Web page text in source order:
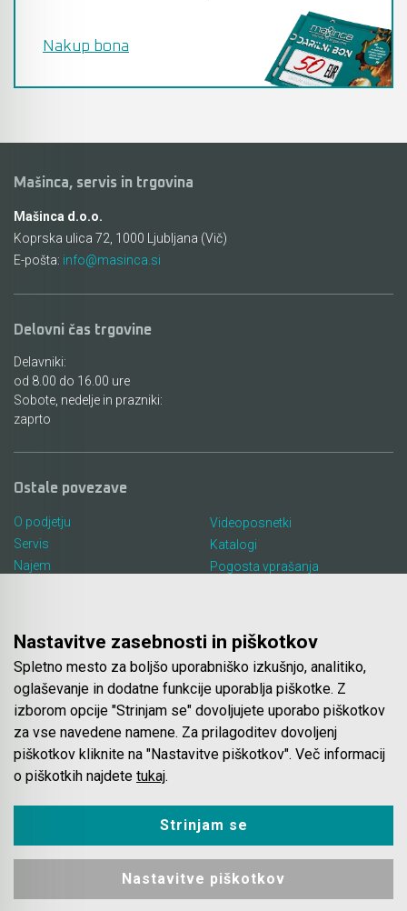
Nakup bona
Mašinca, servis in trgovina
Mašinca d.o.o.
Koprska ulica 72, 1000 Ljubljana (Vič)
E-pošta: info@masinca.si
Delovni čas trgovine
Delavniki:
od 8.00 do 16.00 ure
Sobote, nedelje in prazniki:
zaprto
Ostale povezave
O podjetju
Servis
Najem
Videoposnetki
Katalogi
Pogosta vprašanja
Spletna trgovina
Pogoji poslovanja
Plačila
Odstop od nakupa
Dostava
Nastavitve zasebnosti in piškotkov
Spletno mesto za boljšo uporabniško izkušnjo, analitiko,
oglaševanje in dodatne funkcije uporablja piškotke. Z
izborom opcije "Strinjam se" dovoljujete uporabo piškotkov
za vse navedene namene. Za prilagoditev dovoljenj
piškotkov kliknite na "Nastavitve piškotkov". Več informacij
o piškotkih najdete tukaj.
Strinjam se
Nastavitve piškotkov